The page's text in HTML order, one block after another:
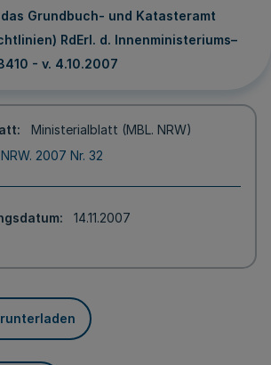
Grundbuch- und Katasteramt
RdErl. d. Innenministeriums–
- v. 4.10.2007
Ministerialblatt (MBL. NRW)
2007 Nr. 32
14.11.2007